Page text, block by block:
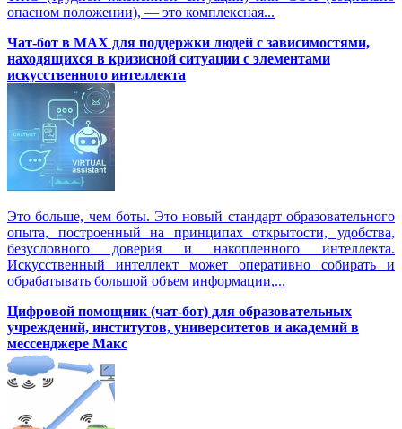
опасном положении), — это комплексная...
Чат-бот в MAX для поддержки людей с зависимостями,
находящихся в кризисной ситуации с элементами
искусственного интеллекта
Это больше, чем боты. Это новый стандарт образовательного
опыта, построенный на принципах открытости, удобства,
безусловного доверия и накопленного интеллекта.
Искусственный интеллект может оперативно собирать и
обрабатывать большой объем информации,...
Цифровой помощник (чат-бот) для образовательных
учреждений, институтов, университетов и академий в
мессенджере Макс